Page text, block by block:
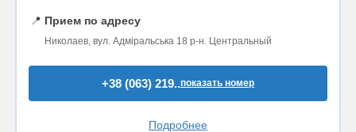
📍 Прием по адресу
Николаев, вул. Адміральська 18 р-н. Центральный
+38 (063) 219..показать номер
Подробнее